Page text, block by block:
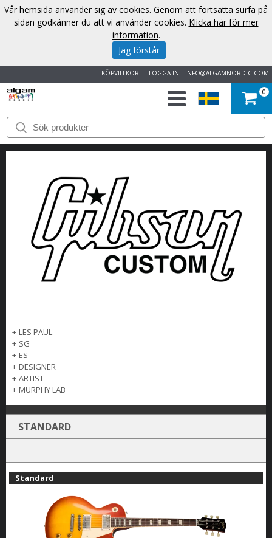
INFO@ALGAMNORDIC.COM
LOGGA IN
KÖPVILLKOR
START
VARUMÄRKEN
NYHETER
OM
OSS
KONTAKT
0
+ LES PAUL
+ SG
+ ES
+ DESIGNER
+ ARTIST
+ MURPHY LAB
STANDARD
Standard
Vår hemsida använder sig av cookies. Genom att fortsätta surfa på
sidan godkänner du att vi använder cookies. Klicka här för mer
information.
Jag förstår